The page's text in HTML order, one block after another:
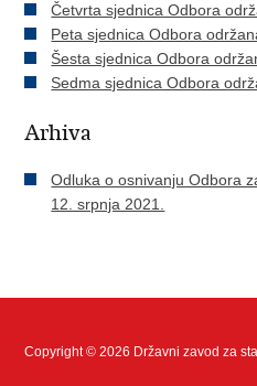
Četvrta sjednica Odbora
Peta sjednica Odbora
Šesta sjednica Odbora
Sedma sjednica Odbora
Arhiva
Odluka o osnivanju Odbora
12. srpnja 2021.
Copyright © 2026 Državni zavod za